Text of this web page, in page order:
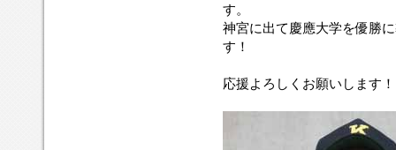
す。
神宮に出て慶應大学を優勝
す！
応援よろしくお願いします！